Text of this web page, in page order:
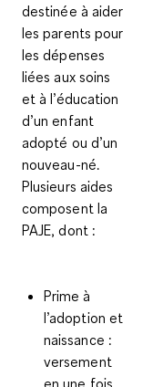
destinée à aider
les parents pour
les dépenses
liées aux soins
et à l’éducation
d’un enfant
adopté ou d’un
nouveau-né.
Plusieurs aides
composent la
PAJE, dont :
Prime à
l’adoption et
naissance :
versement